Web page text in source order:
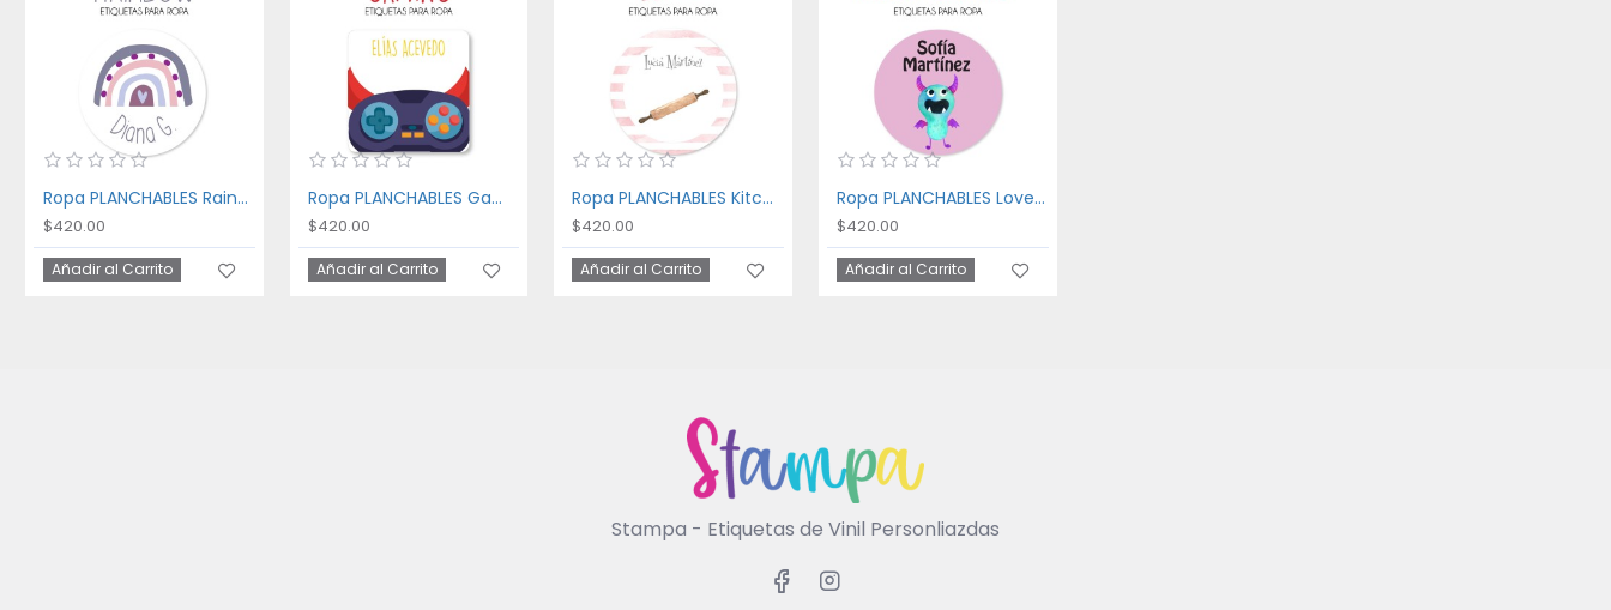
Ropa PLANCHABLES Rainbow
$420.00
Añadir al Carrito
Ropa PLANCHABLES Gaming
$420.00
Añadir al Carrito
Ropa PLANCHABLES Kitchen
$420.00
Añadir al Carrito
Ropa PLANCHABLES Lovely Monster
$420.00
Añadir al Carrito
Stampa - Etiquetas de Vinil Personliazdas